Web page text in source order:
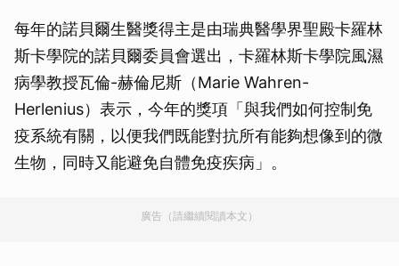
每年的諾貝爾生醫獎得主是由瑞典醫學界聖殿卡羅林
斯卡學院的諾貝爾委員會選出，卡羅林斯卡學院風濕
病學教授瓦倫-赫倫尼斯（Marie Wahren-
Herlenius）表示，今年的獎項「與我們如何控制免
疫系統有關，以便我們既能對抗所有能夠想像到的微
生物，同時又能避免自體免疫疾病」。
廣告（請繼續閱讀本文）